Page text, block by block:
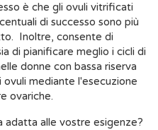
è che gli ovuli vitrificati
di successo sono più
Inoltre, consente di
di pianificare meglio i cicli di
donne con bassa riserva
mediante l'esecuzione
ovariche.
adatta alle vostre esigenze?